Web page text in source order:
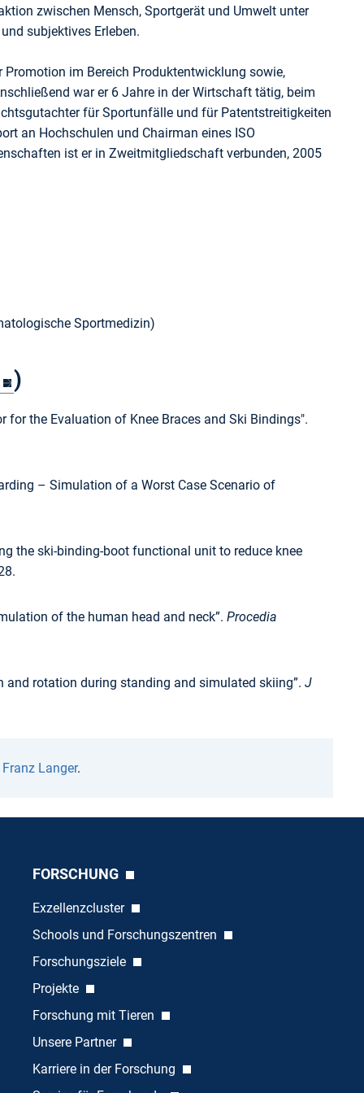
zwischen Mensch, Sportgerät und Umwelt unter
subjektives Erleben.
im Bereich Produktentwicklung sowie,
war er 6 Jahre in der Wirtschaft tätig, beim
für Sportunfälle und für Patentstreitigkeiten
an Hochschulen und Chairman eines ISO
ist er in Zweitmitgliedschaft verbunden, 2005
Sportmedizin)
)
for the Evaluation of Knee Braces and Ski Bindings".
– Simulation of a Worst Case Scenario of
the ski-binding-boot functional unit to reduce knee
of the human head and neck”. Procedia
rotation during standing and simulated skiing”. J
Franz Langer.
FORSCHUNG
Exzellenzcluster
Schools und Forschungszentren
Forschungsziele
Projekte
Forschung mit Tieren
Unsere Partner
Karriere in der Forschung